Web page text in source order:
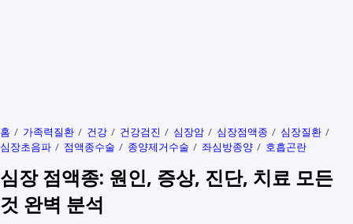
홈 가족력질환 건강 건강검진 심장암 심장점액종
심장질환
심장초음파
점액종수술 종양제거수술 좌심방종양 호흡곤란
심장 점액종: 원인, 증상, 진단, 치료 모든
것 완벽 분석